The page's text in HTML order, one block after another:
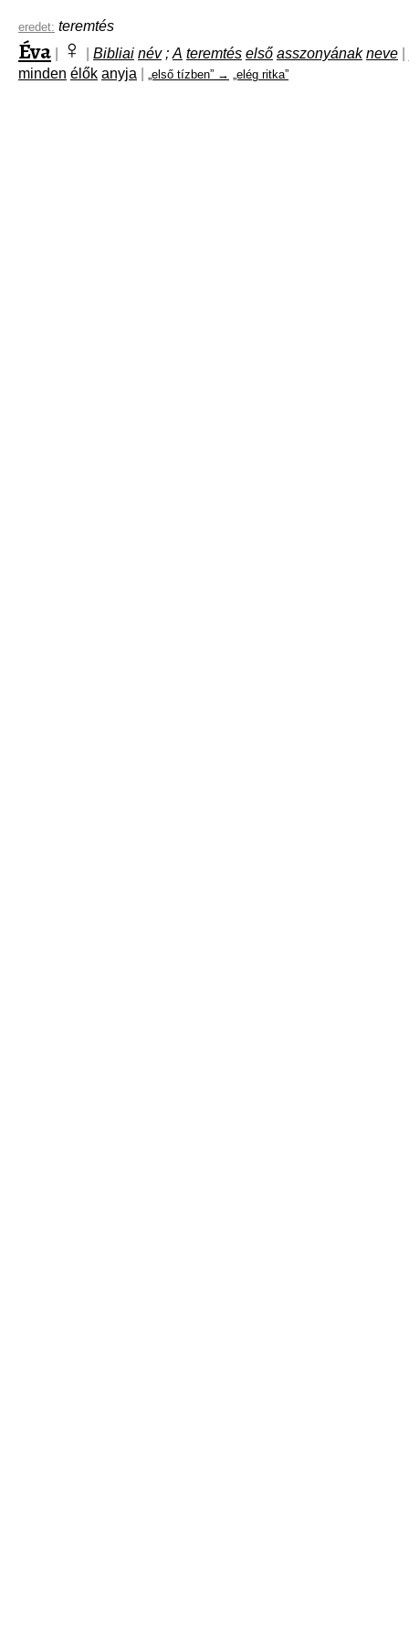
eredet: teremtés
Éva ♀ Bibliai név ; A teremtés első asszonyának neve
minden élők anyja „első tízben” → „elég ritka”